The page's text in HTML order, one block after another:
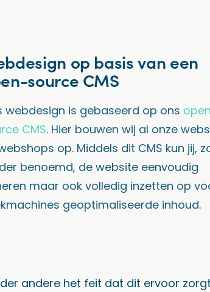
op basis van een
source CMS
webdesign is gebaseerd op ons
CMS. Hier bouwen wij al onze
op. Middels dit CMS kun jij,
benoemd, de website eenvoudig
maar ook volledig inzetten op
geoptimaliseerde inhoud.
andere het feit dat dit ervoor